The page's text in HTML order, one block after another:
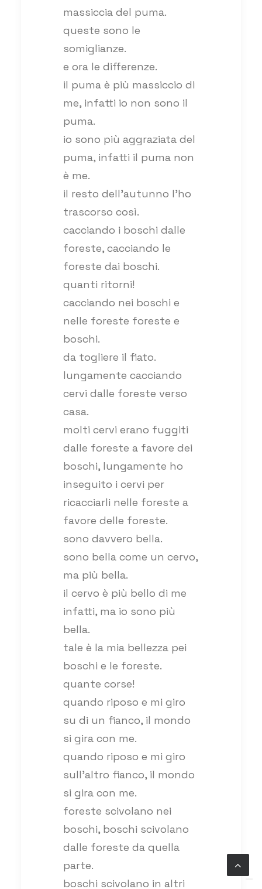
massiccia del puma.
queste sono le
somiglianze.
e ora le differenze.
il puma è più massiccio di
me, infatti io non sono il
puma.
io sono più aggraziata del
puma, infatti il puma non
è me.
il resto dell’autunno l’ho
trascorso così.
cacciando i boschi dalle
foreste, cacciando le
foreste dai boschi.
quanti ritorni!
cacciando nei boschi e
nelle foreste foreste e
boschi.
da togliere il fiato.
lungamente cacciando
cervi dalle foreste verso
casa.
molti cervi erano fuggiti
dalle foreste a favore dei
boschi, lungamente ho
inseguito i cervi per
ricacciarli nelle foreste a
favore delle foreste.
sono davvero bella.
sono bella come un cervo,
ma più bella.
il cervo è più bello di me
infatti, ma io sono più
bella.
tale è la mia bellezza pei
boschi e le foreste.
quante corse!
quando riposo e mi giro
su di un fianco, il mondo
si gira con me.
quando riposo e mi giro
sull’altro fianco, il mondo
si gira con me.
foreste scivolano nei
boschi, boschi scivolano
dalle foreste da quella
parte.
boschi scivolano in altri